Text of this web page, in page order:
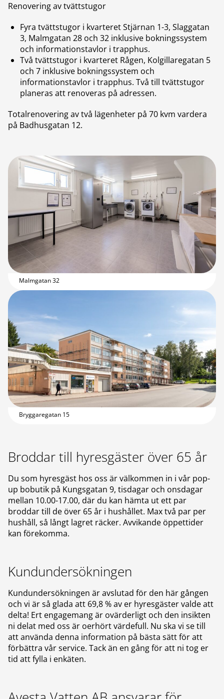
Renovering av tvättstugor
Fyra tvättstugor i kvarteret Stjärnan 1-3, Slaggatan
3, Malmgatan 28 och 32 inklusive bokningssystem
och informationstavlor i trapphus.
Två tvättstugor i kvarteret Rågen, Kolgillaregatan 5
och 7 inklusive bokningssystem och
informationstavlor i trapphus. Två till tvättstugor
planeras att renoveras på adressen.
Totalrenovering av två lägenheter på 70 kvm vardera
på Badhusgatan 12.
Malmgatan 32
Bryggaregatan 15
Broddar till hyresgäster över 65 år
Du som hyresgäst hos oss är välkommen in i vår pop-
up bobutik på Kungsgatan 9, tisdagar och onsdagar
mellan 10.00-17.00, där du kan hämta ut ett par
broddar till de över 65 år i hushållet. Max två par per
hushåll, så långt lagret räcker. Avvikande öppettider
kan förekomma.
Kundundersökningen
Kundundersökningen är avslutad för den här gången
och vi är så glada att 69,8 % av er hyresgäster valde att
delta! Ert engagemang är ovärderligt och den insikten
ni delat med oss är oerhört värdefull. Nu ska vi se till
att använda denna information på bästa sätt för att
förbättra vår service. Tack än en gång för att ni tog er
tid att fylla i enkäten.